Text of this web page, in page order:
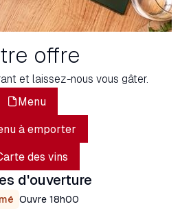
offre
et laissez-nous vous gâter.
Menu
à emporter
des vins
d'ouverture
Ouvre 18h00